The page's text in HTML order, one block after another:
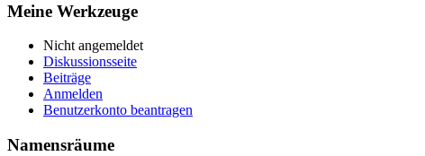
Meine Werkzeuge
Nicht angemeldet
Diskussionsseite
Beiträge
Anmelden
Benutzerkonto beantragen
Namensräume